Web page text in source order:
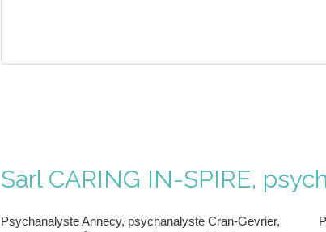
Sarl CARING IN-SPIRE,
Psychanalyste Annecy, psychanalyste Cran-Gevrier,